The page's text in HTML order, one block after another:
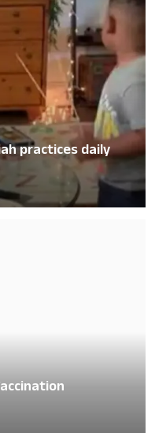
practices daily